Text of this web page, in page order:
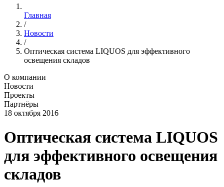
Главная
/
Новости
/
Оптическая система LIQUOS для эффективного
освещения складов
О компании
Новости
Проекты
Партнёры
18 октября 2016
Оптическая система LIQUOS
для эффективного освещения
складов